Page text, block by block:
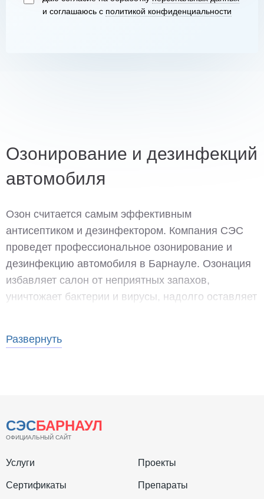
и соглашаюсь с политикой конфиденциальности
Озонирование и дезинфекций
автомобиля
Озон считается самым эффективным
антисептиком и дезинфектором. Компания СЭС
проведет профессиональное озонирование и
дезинфекцию автомобиля в Барнауле. Озонация
избавляет салон от неприятных запахов,
уничтожает бактерии и вирусы, надолго оставляет
соблюдаем установленные требования
Озонирование салона
автомобиля
Даже самый аккуратный автовладелец может
Развернуть
СЭСБАРНАУЛ
ОФИЦИАЛЬНЫЙ САЙТ
Услуги Проекты
Сертификаты Препараты